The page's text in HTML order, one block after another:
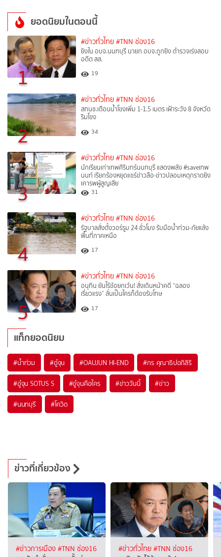
ยอดนิยมในตอนนี้
1
#ข่าวทั่วไทย #TNN ช่อง16
ยิงใน อบจ.นนทบุรี นายก อบจ.ถูกยิง ตำรวจเร่งสอบ
อดีต สส.
19
2
#ข่าวทั่วไทย #TNN ช่อง16
สทนช.เตือนน้ำโขงเพิ่ม 1-1.5 เมตร เฝ้าระวัง 8 จังหวัด
ริมโขง
34
3
#ข่าวทั่วไทย #TNN ช่อง16
นักเรียนเก่าเทพศิรินทร์นนทบุรี แสดงพลัง #saveเทพ
นนท์ เรียกร้องหยุดแชร์ข่าวลือ-ข่าวปลอมเหตุกราดยิง
เคารพผู้สูญเสีย
31
4
#ข่าวทั่วไทย #TNN ช่อง16
รัฐบาลสั่งตั้งวอร์รูม 24 ชั่วโมง รับมือน้ำท่วม-ภัยแล้ง
พื้นที่ภาคเหนือ
17
5
#ข่าวทั่วไทย #TNN ช่อง16
อนุทิน ยันไร้ข้อยกเว้น! สั่งเดินหน้าคดี “ฉลอง
เรี่ยวแรง” ลั่นเป็นใครก็ต้องรับโทษ
17
แท็กยอดนิยม
#น้ำท่วม #อู๋จุน #OAUJUN HI-END #กร คุณาธิปอภิสิริ
#อู๋จุน SOTUS S #อู๋จุนคือใคร #ข่าววันนี้ #ข่าว
#นนทบุรี #โควิด
ข่าวที่เกี่ยวข้อง
#ข่าวการเมือง#TNN ช่อง16 #ข่าวทั่วไทย#TNN ช่อง16